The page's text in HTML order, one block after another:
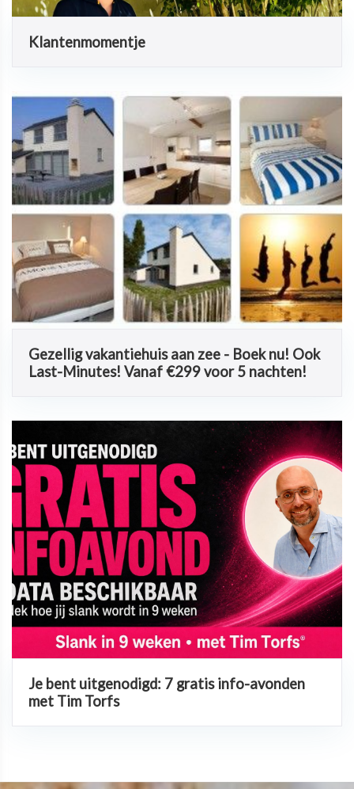
Klantenmomentje
Gezellig vakantiehuis aan zee - Boek nu! Ook
Last-Minutes! Vanaf €299 voor 5 nachten!
Je bent uitgenodigd: 7 gratis info-avonden
met Tim Torfs